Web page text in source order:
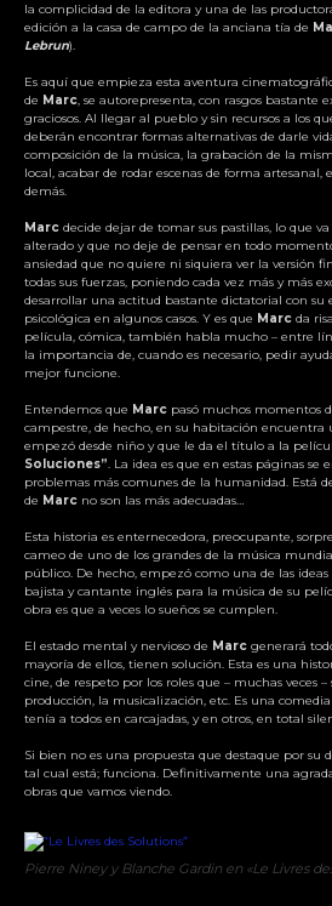
la complicidad de la editora y una de las
edición a la casa de campo de la anciana tía de
Lebrun).
Es aquí que empieza esta aventura
de Marc, se autorepresenta, con rasgos bastante
graciosos. Al llegar al pueblo y sin recursos a los
deberán encontrar formas alternativas de darle
composición de la música, la grabación de la
local, acabar de rodar escenas de forma artesanal,
demás.
Marc decide dejar de tomar sus pastillas, lo que
alterado y que no deje de pensar en todo
ansiedad que no quiere ni siquiera ver la versión
todas sus fuerzas, poniendo cada vez más y más
desarrollar una actitud bastante dictatorial con su
psicológica en algunos casos. Y es que Marc da
película, cómica, también habla mucho – entre
la importancia de, cuando es necesario, pedir
mejor funcione.
Entendemos que Marc pasó muchos momentos
campestre, de hecho, en su habitación
empezó desde niño y que le da el título a la
Soluciones”. La idea es que en estas páginas se
problemas más comunes de la humanidad. Está
de Marc no son las más adecuadas…
Esta historia es enternecedora, preocupante,
cameo de uno de los grandes de la música
público. De hecho, empezó como una de las ideas
bajista y cantante inglés para la música de su
obra es que a veces lo sueños se cumplen.
El estado mental y nervioso de Marc generará
mayoría de ellos, tienen solución. Esta es una
cine, de respeto por los roles que – muchas veces
producción, la musicalización, etc. Es una
tenía a todos en carcajadas, y en otros, en total
Si bien no es una propuesta que destaque por su
tal cual está; funciona. Definitivamente una
obras que vamos viendo.
Pierre Niney y Blanche Gardin en «Le Livres